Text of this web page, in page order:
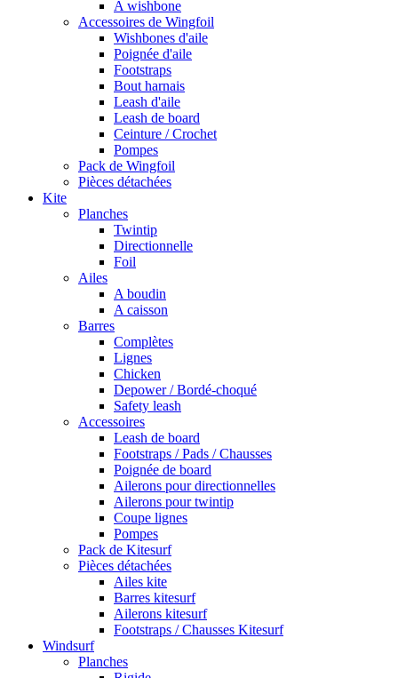
A wishbone
Accessoires de Wingfoil
Wishbones d'aile
Poignée d'aile
Footstraps
Bout harnais
Leash d'aile
Leash de board
Ceinture / Crochet
Pompes
Pack de Wingfoil
Pièces détachées
Kite
Planches
Twintip
Directionnelle
Foil
Ailes
A boudin
A caisson
Barres
Complètes
Lignes
Chicken
Depower / Bordé-choqué
Safety leash
Accessoires
Leash de board
Footstraps / Pads / Chausses
Poignée de board
Ailerons pour directionnelles
Ailerons pour twintip
Coupe lignes
Pompes
Pack de Kitesurf
Pièces détachées
Ailes kite
Barres kitesurf
Ailerons kitesurf
Footstraps / Chausses Kitesurf
Windsurf
Planches